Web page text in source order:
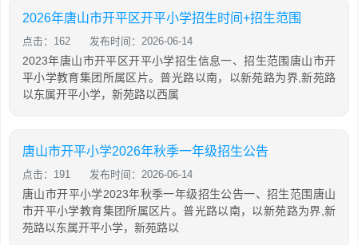
2026年唐山市开平区开平小学招生时间+招生范围
点击：162 发布时间：2026-06-14
2023年唐山市开平区开平小学招生信息一、招生范围唐山市开
平小学教育集团所属区片。普光路以南，以新苑路为界,新苑路
以东属开平小学，新苑路以西属
唐山市开平小学2026年秋季一年级招生公告
点击：191 发布时间：2026-06-14
唐山市开平小学2023年秋季一年级招生公告一、招生范围唐山
市开平小学教育集团所属区片。普光路以南，以新苑路为界,新
苑路以东属开平小学，新苑路以